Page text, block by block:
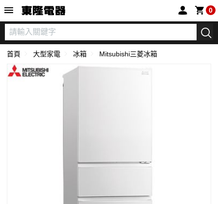
0
首頁 大型家電 冰箱 Mitsubishi三菱冰箱